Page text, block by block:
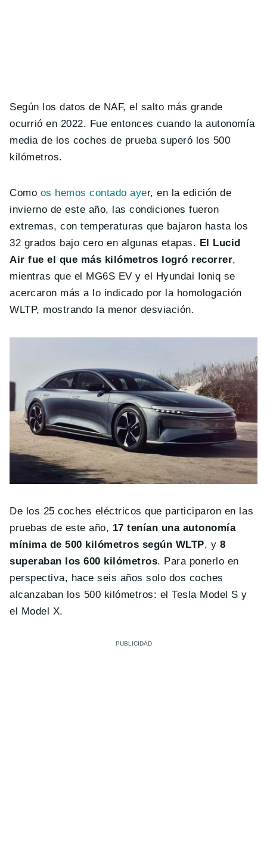
Según los datos de NAF, el salto más grande
ocurrió en 2022. Fue entonces cuando la autonomía
media de los coches de prueba superó los 500
kilómetros.
Como os hemos contado ayer, en la edición de
invierno de este año, las condiciones fueron
extremas, con temperaturas que bajaron hasta los
32 grados bajo cero en algunas etapas. El Lucid
Air fue el que más kilómetros logró recorrer,
mientras que el MG6S EV y el Hyundai Ioniq se
acercaron más a lo indicado por la homologación
WLTP, mostrando la menor desviación.
De los 25 coches eléctricos que participaron en las
pruebas de este año, 17 tenían una autonomía
mínima de 500 kilómetros según WLTP, y 8
superaban los 600 kilómetros. Para ponerlo en
perspectiva, hace seis años solo dos coches
alcanzaban los 500 kilómetros: el Tesla Model S y
el Model X.